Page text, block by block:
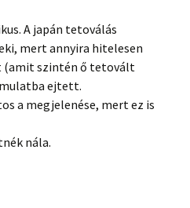
A japán tetoválás
mert annyira hitelesen
(amit szintén ő tetovált
ejtett.
a megjelenése, mert ez is
nála.